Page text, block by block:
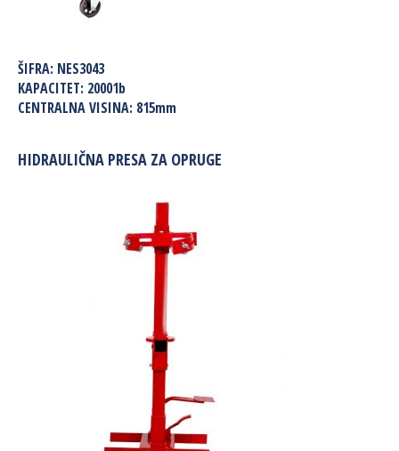
ŠIFRA: NES3043
KAPACITET: 20001b
CENTRALNA VISINA: 815mm
HIDRAULIČNA PRESA ZA OPRUGE